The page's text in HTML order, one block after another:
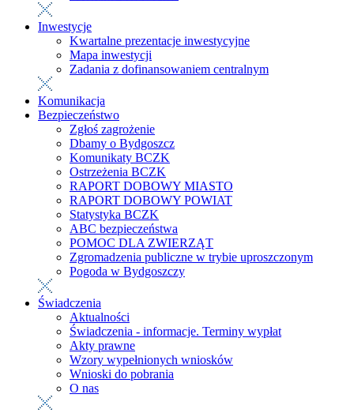
Inwestycje
Kwartalne prezentacje inwestycyjne
Mapa inwestycji
Zadania z dofinansowaniem centralnym
Komunikacja
Bezpieczeństwo
Zgłoś zagrożenie
Dbamy o Bydgoszcz
Komunikaty BCZK
Ostrzeżenia BCZK
RAPORT DOBOWY MIASTO
RAPORT DOBOWY POWIAT
Statystyka BCZK
ABC bezpieczeństwa
POMOC DLA ZWIERZĄT
Zgromadzenia publiczne w trybie uproszczonym
Pogoda w Bydgoszczy
Świadczenia
Aktualności
Świadczenia - informacje. Terminy wypłat
Akty prawne
Wzory wypełnionych wniosków
Wnioski do pobrania
O nas